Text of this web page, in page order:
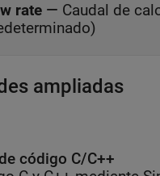
rate — Caudal de
ampliadas
código C/C++